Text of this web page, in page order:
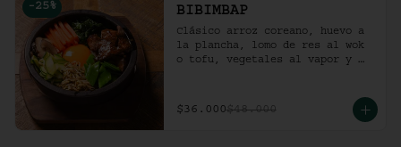
-25 % BIBIMBAP
Clásico arroz coreano, huevo a
la plancha, lomo de res al wok
o tofu, vegetales al vapor y
$36.000$48.000